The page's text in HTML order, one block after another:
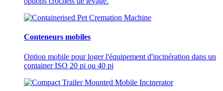
Conteneurs mobiles
Option mobile pour loger l'équipement d'incinération dans un
container ISO 20 pi ou 40 pi